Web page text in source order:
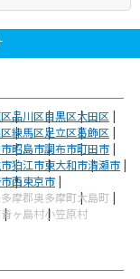
品川区目黒区大田区
練馬区足立区葛飾区
昭島市調布市町田市
狛江市東大和市清瀬市
西東京市
摩郡奥多摩町大島町
青ヶ島村小笠原村